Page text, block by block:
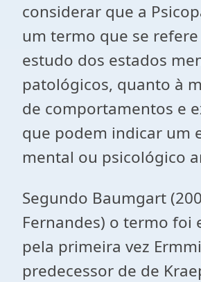
considerar que a
um termo que se
estudo dos estados
patológicos, quanto à
de comportamentos e
que podem indicar um
mental ou psicológico
Segundo Baumgart
Fernandes) o termo foi
pela primeira vez
predecessor de de